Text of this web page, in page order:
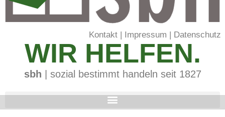
Kontakt | Impressum | Datenschutz
WIR HELFEN.
sbh | sozial bestimmt handeln seit 1827